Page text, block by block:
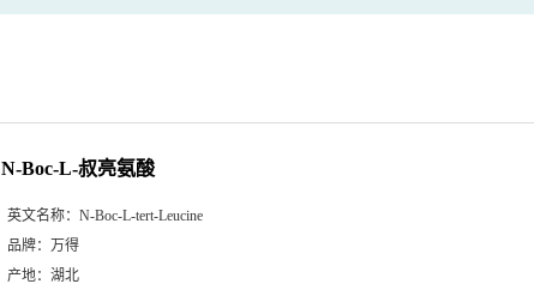
N-Boc-L-叔亮氨酸
英文名称： N-Boc-L-tert-Leucine
品牌： 万得
产地： 湖北